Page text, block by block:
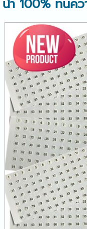
น้ำ 100% ทนค